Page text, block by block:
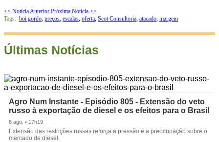
<< Notícia Anterior Próxima Notícia >>
Tags: boi gordo, preços, escalas, oferta, Scot Consultoria, atacado, margem
Últimas Notícias
Agro Num Instante - Episódio 805 - Extensão do veto
russo à exportação de diesel e os efeitos para o Brasil
6 ago. • 17h19
Extensão das restrições russas reforça a pressão e a preocupação sobre o
mercado de diesel.